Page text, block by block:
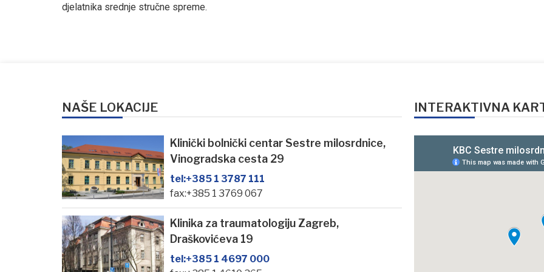
djelatnika srednje stručne spreme.
NAŠE LOKACIJE
Klinički bolnički centar Sestre milosrdnice,
Vinogradska cesta 29
tel:+385 1 3787 111
fax:+385 1 3769 067
Klinika za traumatologiju Zagreb,
Draškovićeva 19
tel:+385 1 4697 000
INTERAKTIVNA